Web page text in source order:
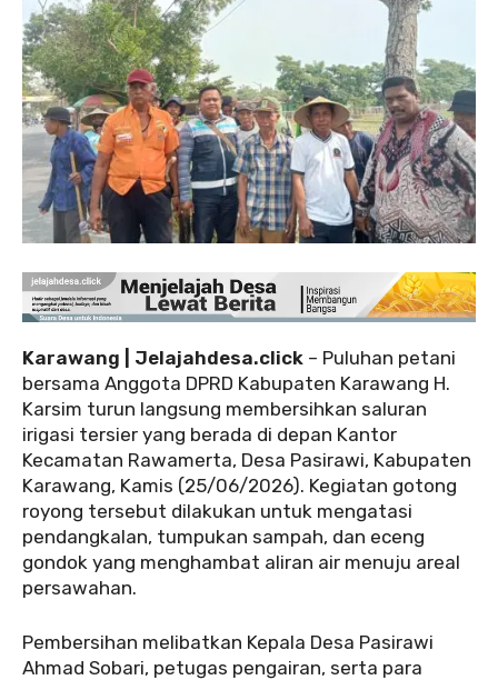
Karawang | Jelajahdesa.click – Puluhan petani
bersama Anggota DPRD Kabupaten Karawang H.
Karsim turun langsung membersihkan saluran
irigasi tersier yang berada di depan Kantor
Kecamatan Rawamerta, Desa Pasirawi, Kabupaten
Karawang, Kamis (25/06/2026). Kegiatan gotong
royong tersebut dilakukan untuk mengatasi
pendangkalan, tumpukan sampah, dan eceng
gondok yang menghambat aliran air menuju areal
persawahan.
Pembersihan melibatkan Kepala Desa Pasirawi
Ahmad Sobari, petugas pengairan, serta para